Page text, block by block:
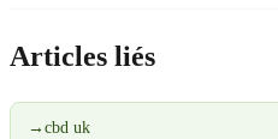
Articles liés
→ cbd uk